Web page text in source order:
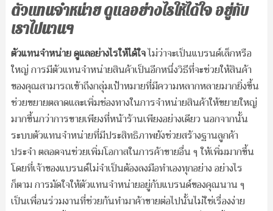
ตัวแทนจำหน่าย ดูแลอย่างไรให้ได้ใจ อยู่กับ
เราไปนานๆ
ตัวแทนจำหน่าย ดูแลอย่างไรให้ได้ใจไม่ว่าจะเป็นแบรนด์เล็กหรือ
ใหญ่ การมีตัวแทนจำหน่ายสินค้าเป็นอีกหนึ่งวิธีที่จะช่วยให้สินค้า
ของคุณสามารถเข้าถึงกลุ่มเป้าหมายที่มีความหลากหลายมากยิ่งขึ้น
ช่วยขยายตลาดและเพิ่มช่องทางในการจำหน่ายสินค้าให้ขยายใหญ่
มากขึ้นกว่าการขายเพียงที่หน้าร้านเพียงอย่างเดียว นอกจากนั้น
ระบบตัวแทนจำหน่ายที่มีประสิทธิภาพยังช่วยสร้างฐานลูกค้า
ประจำ ตลอดจนช่วยเพิ่มโอกาสในการค้าขายอื่น ๆ ให้เพิ่มมากขึ้น
โดยที่เจ้าของแบรนด์ไม่จำเป็นต้องลงมือทำเองทุกอย่าง อย่างไร
ก็ตาม การมัดใจให้ตัวแทนจำหน่ายอยู่กับแบรนด์ของคุณนาน ๆ
เป็นเพื่อนร่วมงานที่ช่วยกันทำมาค้าขายต่อไปนั้นไม่ใช่เรื่องง่าย